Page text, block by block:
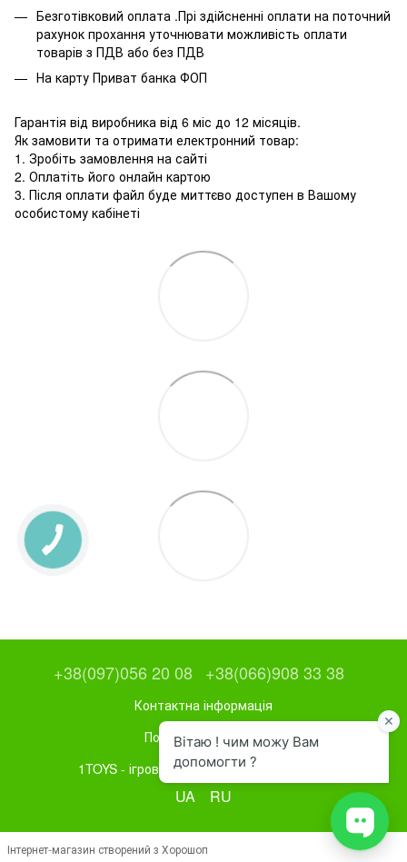
Безготівковий оплата .Прі здійсненні оплати на поточний
рахунок прохання уточнювати можливість оплати
товарів з ПДВ або без ПДВ
На карту Приват банка ФОП
Гарантія від виробника від 6 міс до 12 місяців.
Як замовити та отримати електронний товар:
1. Зробіть замовлення на сайті
2. Оплатіть його онлайн картою
3. Після оплати файл буде миттєво доступен в Вашому
особистому кабінеті
+38(097)056 20 08 +38(066)908 33 38
Контактна інформація
Повна версія сайту
1TOYS - ігрове та спортивне обладнання
UA RU
Інтернет-магазин створений з Хорошоп